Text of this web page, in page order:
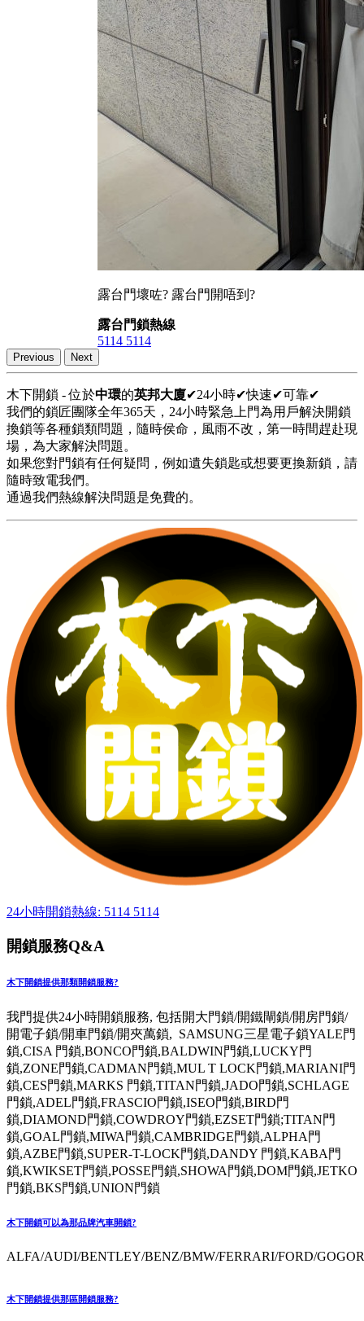
露台門壞咗? 露台門開唔到?
露台門鎖熱線
5114 5114
Previous Next
木下開鎖 - 位於中環的英邦大廈✔24小時✔快速✔可靠✔
我們的鎖匠團隊全年365天，24小時緊急上門為用戶解決開鎖
換鎖等各種鎖類問題，隨時侯命，風雨不改，第一時間趕赴現
場，為大家解決問題。
如果您對門鎖有任何疑問，例如遺失鎖匙或想要更換新鎖，請
隨時致電我們。
通過我們熱線解決問題是免費的。
24小時開鎖熱線: 5114 5114
開鎖服務Q&A
木下開鎖提供那類開鎖服務?
我門提供24小時開鎖服務, 包括開大門鎖/開鐵閘鎖/開房門鎖/
開電子鎖/開車門鎖/開夾萬鎖, SAMSUNG三星電子鎖YALE門
鎖,CISA 門鎖,BONCO門鎖,BALDWIN門鎖,LUCKY門
鎖,ZONE門鎖,CADMAN門鎖,MUL T LOCK門鎖,MARIANI門
鎖,CES門鎖,MARKS 門鎖,TITAN門鎖,JADO門鎖,SCHLAGE
門鎖,ADEL門鎖,FRASCIO門鎖,ISEO門鎖,BIRD門
鎖,DIAMOND門鎖,COWDROY門鎖,EZSET門鎖;TITAN門
鎖,GOAL門鎖,MIWA門鎖,CAMBRIDGE門鎖,ALPHA門
鎖,AZBE門鎖,SUPER-T-LOCK門鎖,DANDY 門鎖,KABA門
鎖,KWIKSET門鎖,POSSE門鎖,SHOWA門鎖,DOM門鎖,JETKO
門鎖,BKS門鎖,UNION門鎖
木下開鎖可以為那品牌汽車開鎖?
ALFA/AUDI/BENTLEY/BENZ/BMW/FERRARI/FORD/
木下開鎖提供那區開鎖服務?